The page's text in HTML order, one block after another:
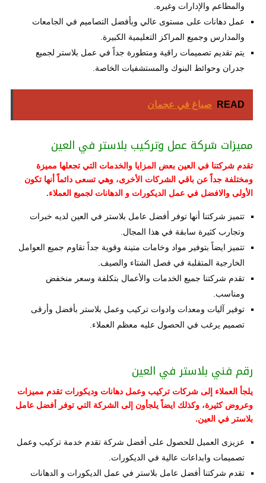
والمطاعم والإدارات وغيره.
عمل دهانات على مستوى عالي وبأفضل التصاميم في الجامعات
والمدارس وجميع المراكز التعليمية الكبيرة.
يتم تقديم تصميمات راقية ومتطورة جداً في عمل بلاستر لجميع
جدران وحوائط البنوك والمستشفيات الخاصة.
READ صباغ في عجمان
مميزات شركة عمل وتركيب بلاستر في العين
تقدم شركتنا في العين بعض المزايا والخدمات التي تجعلها مميزة
ومختلفة جداً عن باقي الشركات الأخرى، وهي تسعى دائماً أنها تكون
الأولى والافضل في عمل الديكورات و الدهانات لجميع العملاء.
تتميز شركتنا أنها توفر أفضل عامل بلاستر في العين لديه خبرات
وتجارب كثيرة سابقة في هذا المجال.
تتميز ايضاً بتوفير مواد وخامات متينة وقوية جداً تقاوم جميع العوامل
الخارجية المتقلبة في فصل الشتاء والصيف.
تقدم شركتنا جميع الخدمات والأعمال بتكلفة وسعر منخفض
ومناسب.
توفير آليات ومعدات وادوات تركيب وعمل بلاستر بأفضل وأرقى
تصميم يرغب في الحصول عليه معظم العملاء.
رقم فني بلاستر في العين
يلجأ العملاء إلى شركات تركيب وعمل دهانات وديكورات تقدم مميزات
وعروض كثيرة، وكذلك ايضاً يلجأون إلى الشركة التي توفر أفضل عامل
بلاستر في العين.
عزيزى العميل للحصول على أفضل شركة تقدم خدمة تركيب وعمل
تصميمات وابداعات عالية في الديكورات.
تقدم شركتنا أفضل عامل بلاستر في عمل الديكورات و الدهانات